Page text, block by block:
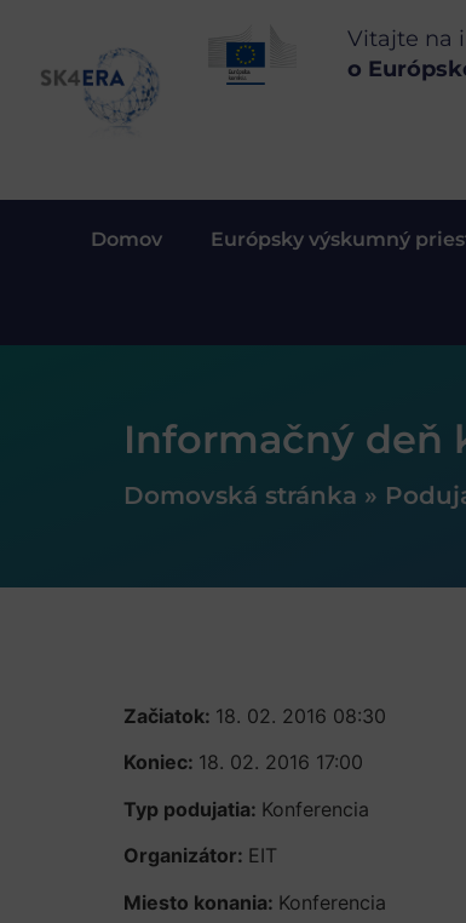
Vitajte na
o
Domov Európsky výskumný
Informačný deň
Domovská stránka »
Začiatok: 18. 02. 2016 08:30
Koniec: 18. 02. 2016 17:00
Typ podujatia: Konferencia
Organizátor: EIT
Miesto konania: Konferencia